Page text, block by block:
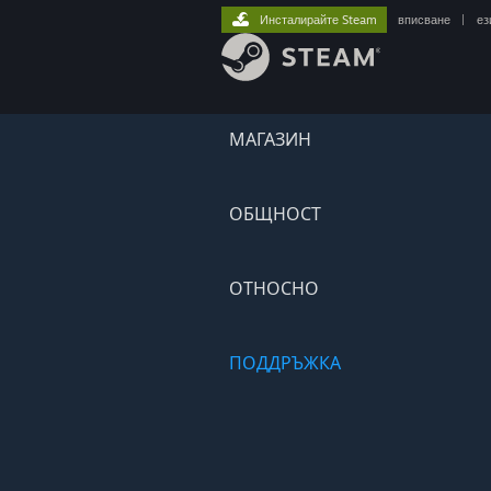
МАГАЗИН
ОБЩНОСТ
ОТНОСНО
ПОДДРЪЖКА
Инсталирайте Steam вписване